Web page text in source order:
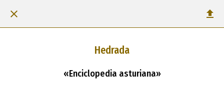
Hedrada
«Enciclopedia asturiana»